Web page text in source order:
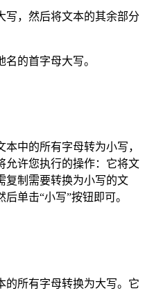
写，然后将文本的其余部分
的首字母大写。
中的所有字母转为小写，
允许您执行的操作：它将文
复制需要转换为小写的文
单击“小写”按钮即可。
的所有字母转换为大写。它